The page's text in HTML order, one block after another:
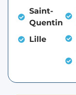
Saint-
Quentin
Lille